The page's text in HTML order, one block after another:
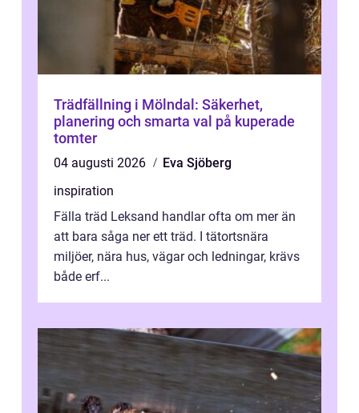
Trädfällning i Mölndal: Säkerhet,
planering och smarta val på kuperade
tomter
04 augusti 2026
Eva Sjöberg
inspiration
Fälla träd Leksand handlar ofta om mer än
att bara såga ner ett träd. I tätortsnära
miljöer, nära hus, vägar och ledningar, krävs
både erf...